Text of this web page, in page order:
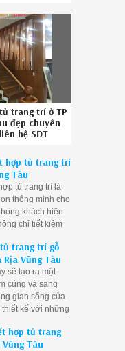
trang trí ở TP
đẹp chuyên
hệ SĐT
hợp tủ trang trí
Tàu
tủ trang trí là
thông minh cho
khách hiện
chỉ tiết kiệm
và cung cấp sự
lưu trữ
trang trí gỗ
Rịa Vũng Tàu
sẽ tạo ra một
cúng và sang
gian sống của
kế với những
trang trí nội thất.
hợp tủ trang
Tàu